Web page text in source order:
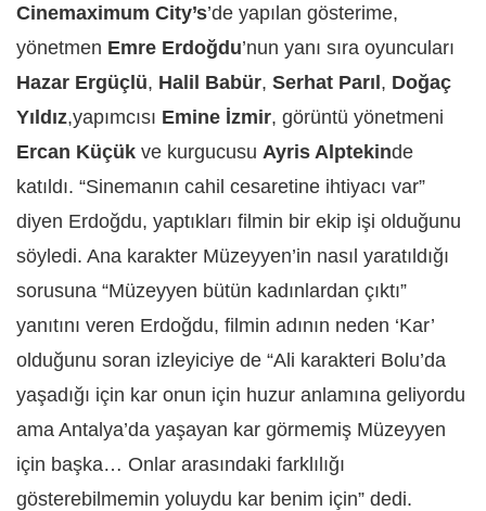
Cinemaximum City’s’de yapılan gösterime,
yönetmen Emre Erdoğdu’nun yanı sıra oyuncuları
Hazar Ergüçlü, Halil Babür, Serhat Parıl, Doğaç
Yıldız,yapımcısı Emine İzmir, görüntü yönetmeni
Ercan Küçük ve kurgucusu Ayris Alptekinde
katıldı. “Sinemanın cahil cesaretine ihtiyacı var”
diyen Erdoğdu, yaptıkları filmin bir ekip işi olduğunu
söyledi. Ana karakter Müzeyyen’in nasıl yaratıldığı
sorusuna “Müzeyyen bütün kadınlardan çıktı”
yanıtını veren Erdoğdu, filmin adının neden ‘Kar’
olduğunu soran izleyiciye de “Ali karakteri Bolu’da
yaşadığı için kar onun için huzur anlamına geliyordu
ama Antalya’da yaşayan kar görmemiş Müzeyyen
için başka… Onlar arasındaki farklılığı
gösterebilmemin yoluydu kar benim için” dedi.